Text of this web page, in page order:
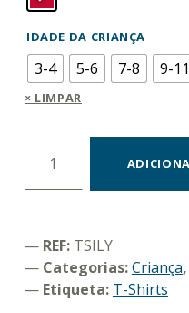
IDADE DA CRIANÇA
3-4 5-6 7-8 9-11
LIMPAR
REF: TSILY
Categorias:Criança,
Etiqueta: T-Shirts